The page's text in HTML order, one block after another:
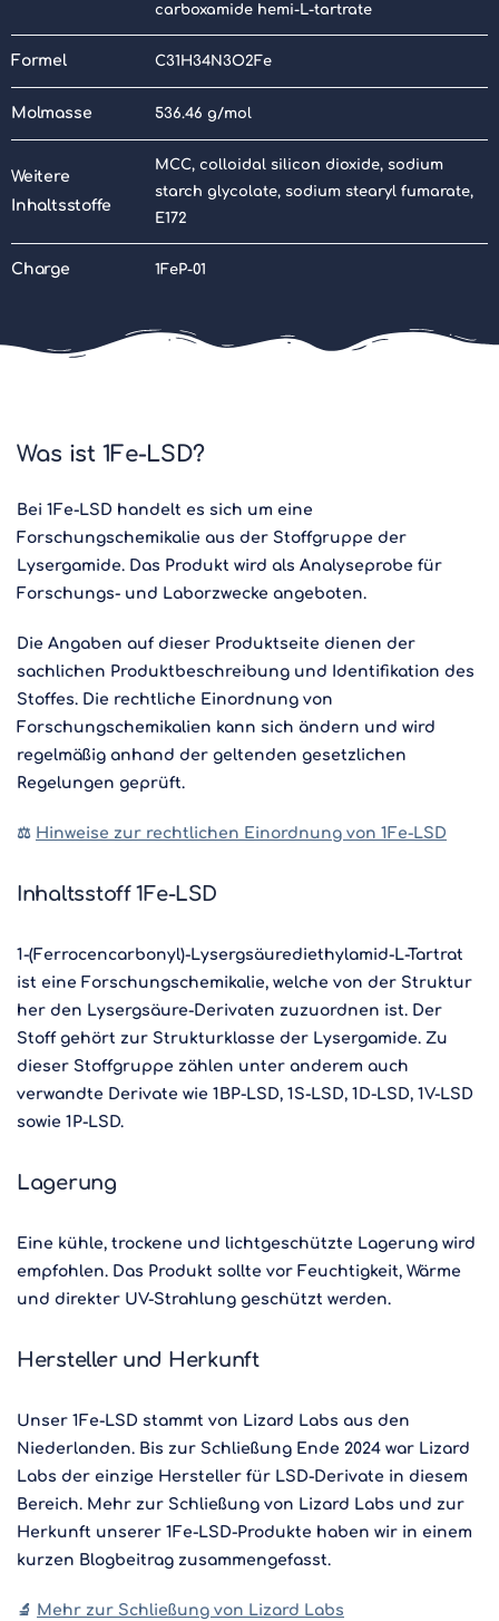
carboxamide hemi-L-tartrate
Formel C31H34N3O2Fe
Molmasse 536.46 g/mol
Weitere
Inhaltsstoffe
MCC, colloidal silicon dioxide, sodium
starch glycolate, sodium stearyl fumarate,
E172
Charge 1FeP-01
Was ist 1Fe-LSD?
Bei 1Fe-LSD handelt es sich um eine
Forschungschemikalie aus der Stoffgruppe der
Lysergamide. Das Produkt wird als Analyseprobe für
Forschungs- und Laborzwecke angeboten.
Die Angaben auf dieser Produktseite dienen der
sachlichen Produktbeschreibung und Identifikation des
Stoffes. Die rechtliche Einordnung von
Forschungschemikalien kann sich ändern und wird
regelmäßig anhand der geltenden gesetzlichen
Regelungen geprüft.
⚖️ Hinweise zur rechtlichen Einordnung von 1Fe-LSD
Inhaltsstoff 1Fe-LSD
1-(Ferrocencarbonyl)-Lysergsäurediethylamid-L-Tartrat
ist eine Forschungschemikalie, welche von der Struktur
her den Lysergsäure-Derivaten zuzuordnen ist. Der
Stoff gehört zur Strukturklasse der Lysergamide. Zu
dieser Stoffgruppe zählen unter anderem auch
verwandte Derivate wie 1BP-LSD, 1S-LSD, 1D-LSD, 1V-LSD
sowie 1P-LSD.
Lagerung
Eine kühle, trockene und lichtgeschützte Lagerung wird
empfohlen. Das Produkt sollte vor Feuchtigkeit, Wärme
und direkter UV-Strahlung geschützt werden.
Hersteller und Herkunft
Unser 1Fe-LSD stammt von Lizard Labs aus den
Niederlanden. Bis zur Schließung Ende 2024 war Lizard
Labs der einzige Hersteller für LSD-Derivate in diesem
Bereich. Mehr zur Schließung von Lizard Labs und zur
Herkunft unserer 1Fe-LSD-Produkte haben wir in einem
kurzen Blogbeitrag zusammengefasst.
🔬 Mehr zur Schließung von Lizard Labs